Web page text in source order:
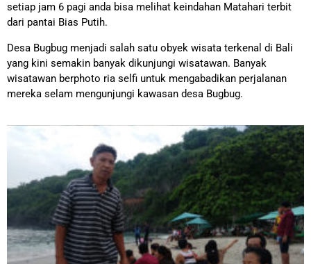
setiap jam 6 pagi anda bisa melihat keindahan Matahari terbit
dari pantai Bias Putih.
Desa Bugbug menjadi salah satu obyek wisata terkenal di Bali
yang kini semakin banyak dikunjungi wisatawan. Banyak
wisatawan berphoto ria selfi untuk mengabadikan perjalanan
mereka selam mengunjungi kawasan desa Bugbug.